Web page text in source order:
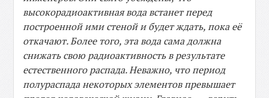
высокорадиоактивная вода встанет перед
построенной ими стеной и будет ждать, пока её
откачают. Более того, эта вода сама должна
снижать свою радиоактивность в результате
естественного распада. Неважно, что период
полураспада некоторых элементов превышает